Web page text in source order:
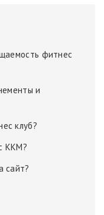
фитнес
и
клуб?
ККМ?
сайт?